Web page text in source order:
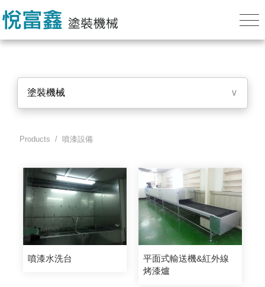
塗裝機械 ∨
Products / 噴漆設備
噴漆水洗台
平面式輸送機&紅外線
烤漆爐